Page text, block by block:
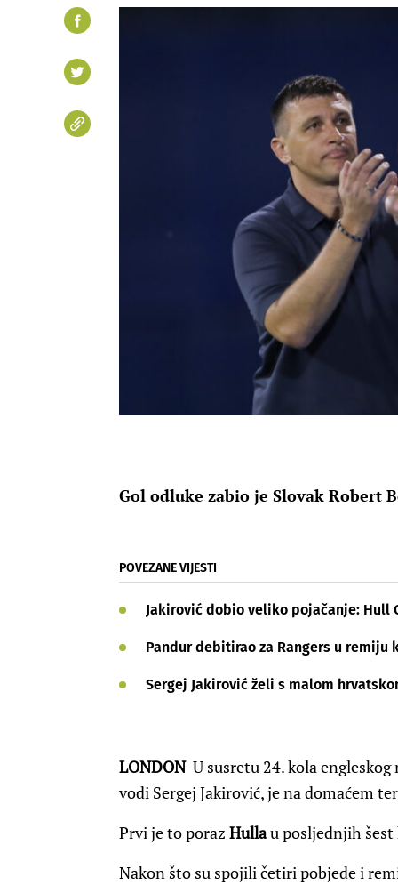
Gol odluke zabio je Slovak Robert
POVEZANE VIJESTI
Jakirović dobio veliko pojačanje: Hull
Pandur debitirao za Rangers u remiju
Sergej Jakirović želi s malom
LONDON U susretu 24. kola
vodi Sergej Jakirović, je na domaćem
Prvi je to poraz Hullau posljednjih šest
Nakon što su spojili četiri pobjede i